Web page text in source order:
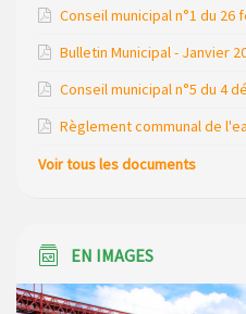
Réunion d’installation du
Campagne de collecte des
Conseil municipal n°1 du 26
Bulletin Municipal - Janvier
Conseil municipal n°5 du 4
Règlement communal de
Voir tous les documents
EN IMAGES